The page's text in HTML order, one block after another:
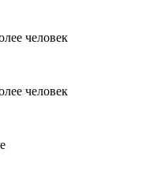
человек
человек